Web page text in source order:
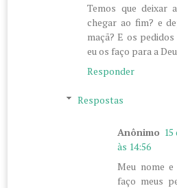
Temos que deixar
chegar ao fim? e
maçã? E os
eu os faço para a
Responder
Respostas
Anônimo
às 14:56
Meu nome
faço meus